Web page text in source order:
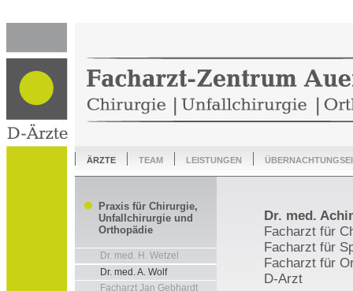
ärzte team leistungen
Praxis für Chirurgie,
Unfallchirurgie und
Orthopädie
Dr. med. H. Wetzel
Dr. med. A. Wolf
Facharzt Jan Gebhardt
Dr. med.
Facharzt für
Facharzt für
Facharzt für
D-Arzt